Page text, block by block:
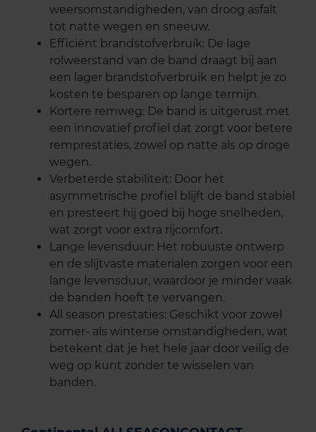
weersomstandigheden, van droog asfalt
tot natte wegen en sneeuw.
Efficiënt brandstofverbruik: De lage
rolweerstand van de band draagt bij aan
een lager brandstofverbruik en helpt je zo
kosten te besparen op lange termijn.
Kortere remweg: De band is uitgerust met
een innovatief profiel dat zorgt voor betere
remprestaties, zowel op natte als op droge
wegen.
Verbeterde stabiliteit: Door het
asymmetrische profiel blijft de band stabiel
en presteert hij goed bij hoge snelheden,
wat zorgt voor extra rijcomfort.
Lange levensduur: Het robuuste ontwerp
en de slijtvaste materialen zorgen voor een
lange levensduur, waardoor je minder vaak
de banden hoeft te vervangen.
All season prestaties: Geschikt voor zowel
zomer- als winterse omstandigheden, wat
betekent dat je het hele jaar door veilig de
weg op kunt zonder te wisselen van
banden.